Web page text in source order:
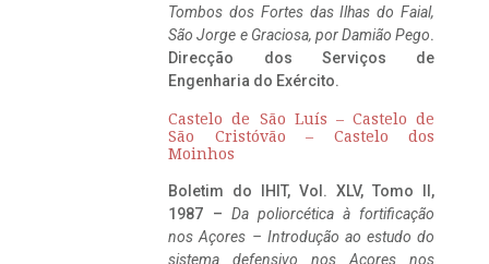
Tombos dos Fortes das Ilhas do Faial,
São Jorge e Graciosa, por Damião Pego.
Direcção dos Serviços de
Engenharia do Exército.
Castelo de São Luís – Castelo de
São Cristóvão – Castelo dos
Moinhos
Boletim do IHIT, Vol. XLV, Tomo II,
1987 – Da poliorcética à fortificação
nos Açores – Introdução ao estudo do
sistema defensivo nos Açores nos